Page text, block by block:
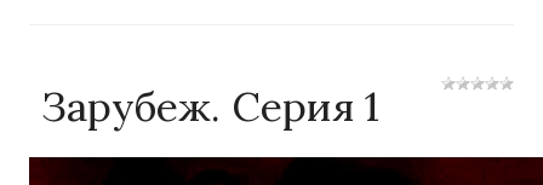
Зарубеж. Серия 1